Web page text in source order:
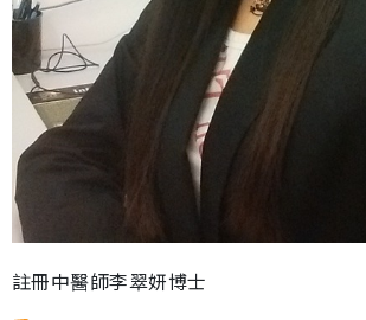
註冊中醫師李翠妍博士